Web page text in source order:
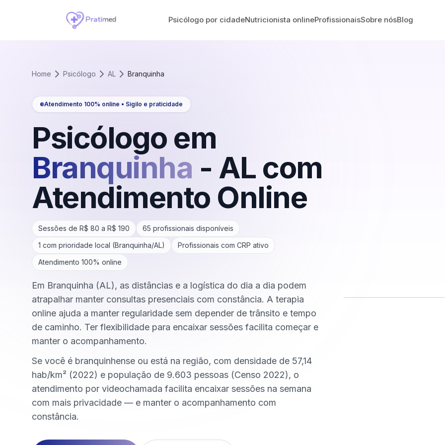
Psicólogo por cidadeNutricionista onlineProfissionaisSobre nósBlog
Home Psicólogo AL Branquinha
Atendimento 100% online • Sigilo e praticidade
Psicólogo em
Branquinha - AL com
Atendimento Online
Sessões de R$ 80 a R$ 190 65 profissionais disponíveis
1 com prioridade local (Branquinha/AL)
Profissionais com CRP ativo
Atendimento 100% online
Em Branquinha (AL), as distâncias e a logística do dia a dia podem
atrapalhar manter consultas presenciais com constância. A terapia
online ajuda a manter regularidade sem depender de trânsito e tempo
de caminho. Ter flexibilidade para encaixar sessões facilita começar e
manter o acompanhamento.
Se você é branquinhense ou está na região, com densidade de 57,14
hab/km² (2022) e população de 9.603 pessoas (Censo 2022), o
atendimento por videochamada facilita encaixar sessões na semana
com mais privacidade — e manter o acompanhamento com
constância.